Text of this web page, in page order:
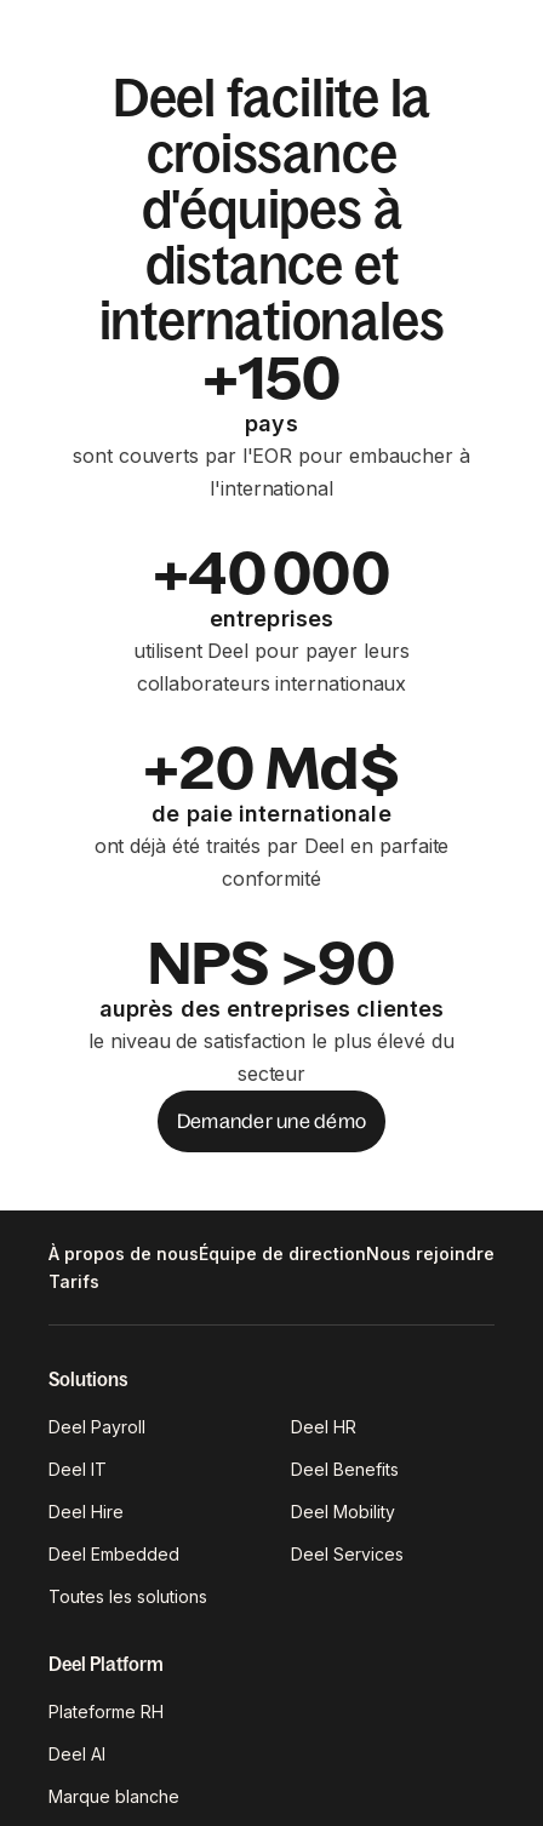
Deel facilite la
croissance
d'équipes à
distance et
internationales
+150
pays
sont couverts par l'EOR pour embaucher à
l'international
+40 000
entreprises
utilisent Deel pour payer leurs
collaborateurs internationaux
+20 Md$
de paie internationale
ont déjà été traités par Deel en parfaite
conformité
NPS >90
auprès des entreprises clientes
le niveau de satisfaction le plus élevé du
secteur
Demander une démo
À propos de nousÉquipe de directionNous rejoindre
Tarifs
Solutions
Deel Payroll Deel HR
Deel IT Deel Benefits
Deel Hire Deel Mobility
Deel Embedded Deel Services
Toutes les solutions
Deel Platform
Plateforme RH
Deel AI
Marque blanche